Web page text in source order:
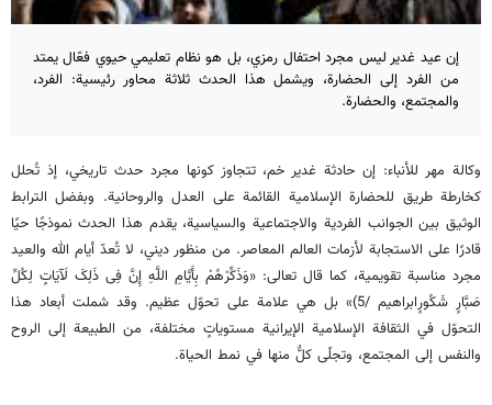
إن عيد غدير ليس مجرد احتفال رمزي، بل هو نظام تعليمي حيوي فعّال يمتد
من الفرد إلى الحضارة، ويشمل هذا الحدث ثلاثة محاور رئيسية: الفرد،
والمجتمع، والحضارة.
وكالة مهر للأنباء: إن حادثة غدير خم، تتجاوز كونها مجرد حدث تاريخي، إذ تُحلل
كخارطة طريق للحضارة الإسلامية القائمة على العدل والروحانية. وبفضل الترابط
الوثيق بين الجوانب الفردية والاجتماعية والسياسية، يقدم هذا الحدث نموذجًا حيًا
قادرًا على الاستجابة لأزمات العالم المعاصر. من منظور ديني، لا تُعدّ أيام الله والعيد
مجرد مناسبة تقويمية، كما قال تعالى: «وَذَکِّرْهُمْ بِأَیَّامِ اللَّهِ إِنَّ فِی ذَلِکَ لَآیَاتٍ لِکُلِّ
صَبَّارٍ شَکُورٍابراهیم /5)» بل هي علامة على تحوّل عظيم. وقد شملت أبعاد هذا
التحوّل في الثقافة الإسلامية الإيرانية مستوياتٍ مختلفة، من الطبيعة إلى الروح
والنفس إلى المجتمع، وتجلّى كلٌّ منها في نمط الحياة.